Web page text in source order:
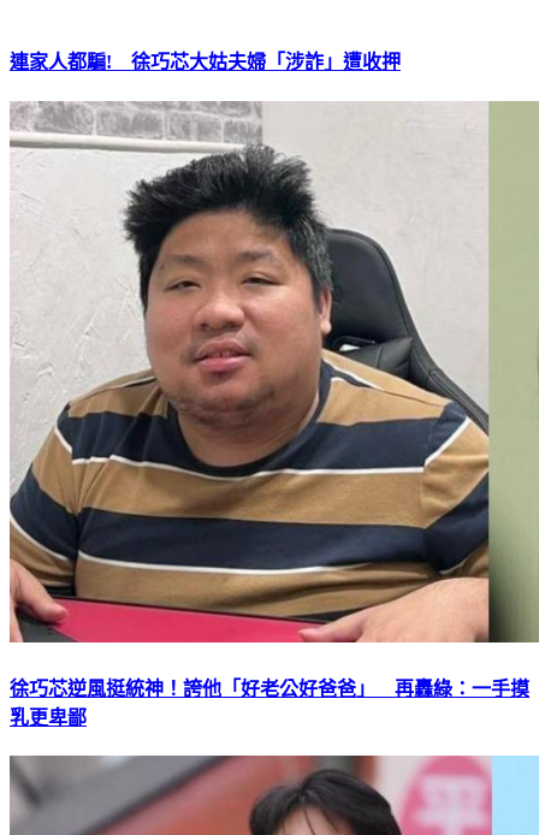
連家人都騙! 徐巧芯大姑夫婦「涉詐」遭收押
徐巧芯逆風挺統神！誇他「好老公好爸爸」 再轟綠：一手摸
乳更卑鄙